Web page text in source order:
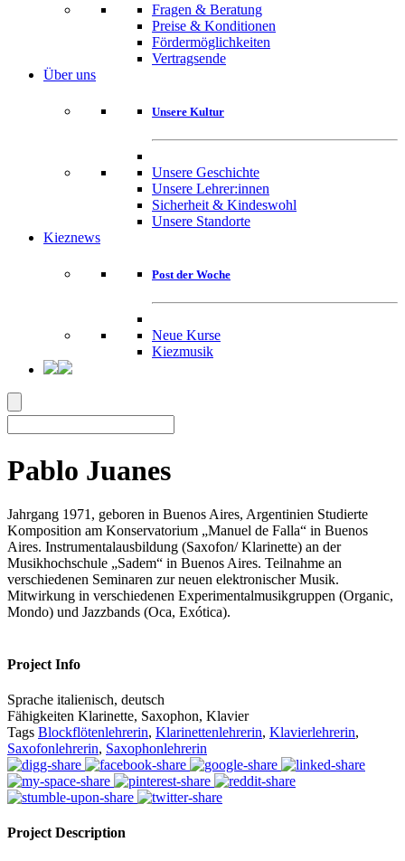
Fragen & Beratung
Preise & Konditionen
Fördermöglichkeiten
Vertragsende
Über uns
Unsere Kultur
Unsere Geschichte
Unsere Lehrer:innen
Sicherheit & Kindeswohl
Unsere Standorte
Kieznews
Post der Woche
Neue Kurse
Kiezmusik
Pablo Juanes
Jahrgang 1971, geboren in Buenos Aires, Argentinien Studierte
Komposition am Konservatorium „Manuel de Falla“ in Buenos
Aires. Instrumentalausbildung (Saxofon/ Klarinette) an der
Musikhochschule „Sadem“ in Buenos Aires. Teilnahme an
verschiedenen Seminaren zur neuen elektronischer Musik.
Mitwirkung in verschiedenen Experimentalmusikgruppen (Organic,
Mondo) und Jazzbands (Oca, Exótica).
Project Info
Sprache italienisch, deutsch
Fähigkeiten Klarinette, Saxophon, Klavier
Tags Blockflötenlehrerin, Klarinettenlehrerin, Klavierlehrerin,
Saxofonlehrerin, Saxophonlehrerin
Project Description